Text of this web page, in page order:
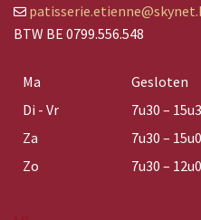
BTW BE 0799.556.548
Ma
Gesloten
Di - Vr
7u30 –
Za
7u30 –
Zo
7u30 –